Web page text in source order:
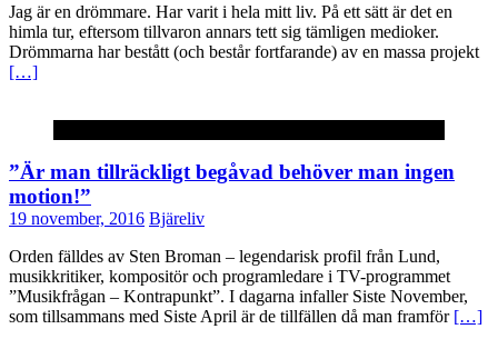
Jag är en drömmare. Har varit i hela mitt liv. På ett sätt är det en
himla tur, eftersom tillvaron annars tett sig tämligen medioker.
Drömmarna har bestått (och består fortfarande) av en massa projekt
[…]
”Är man tillräckligt begåvad behöver man ingen
motion!”
19 november, 2016 Bjäreliv
Orden fälldes av Sten Broman – legendarisk profil från Lund,
musikkritiker, kompositör och programledare i TV-programmet
”Musikfrågan – Kontrapunkt”. I dagarna infaller Siste November,
som tillsammans med Siste April är de tillfällen då man framför […]